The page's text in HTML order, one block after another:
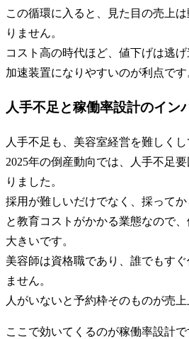
この循環に入ると、見た目の売上
りません。
コスト高の時代ほど、値下げは逃
加速装置になりやすいのが利点です
人手不足と稼働率設計のイン
人手不足も、美容室経営を難しくし
2025年の倒産動向では、人手不足
りました。
採用が難しいだけでなく、採って
と教育コストがかかる業態なので
大きいです。
美容師は資格職であり、誰でもす
ません。
人がいないと予約枠そのものが売上
ここで効いてくるのが稼働率設計で